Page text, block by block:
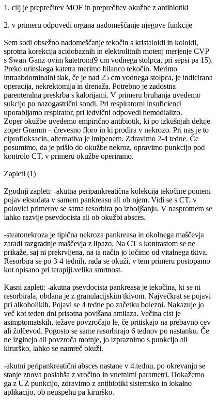
1. cilj je preprečitev MOF in preprečitev okužbe z antibiotiki
2. v primeru odpovedi organa nadomeščanje njegove funkcije
Sem sodi obsežno nadomeščanje tekočin s kristaloidi in koloidi,
sprotna korekcija acidobaznih in elektrolitnih motenj merjenje CVP
s Swan-Ganz-ovim katetrom(9 cm vodnega stolpca, pri sepsi pa 15).
Preko urinskega katetra merimo bilanco tekočin. Merimo
intraabdominalni tlak, če je nad 25 cm vodnega stolpca, je indicirana
operacija, nekrektomija in drenaža. Potrebno je zadostna
parenteralna preskrba s kalorijami. V primeru bruhanja uvedemo
sukcijo po nazogastrični sondi. Pri respiratorni insuficienci
uporabljamo respirator, pri ledvični odpovedi hemodializo.
Zoper okužbe uvedemo empirično antibiotik, ki po izkušnjah deluje
zoper Gramm – črevesno floro in ki prodira v nekrozo. Pri nas je to
ciprofloksacin, alternativa je imipenem. Zdravimo 2-4 tedne. Če
posumimo, da je prišlo do okužbe nekroz, opravimo punkcijo pod
kontrolo CT, v primeru okužbe operiramo.
Zapleti (1)
Zgodnji zapleti: -akutna peripankreatična kolekcija tekočine pomeni
pojav eksudata v samem pankreasu ali ob njem. Vidi se s CT, v
polovici primerov se sama resorbira po izboljšanju. V nasprotnem se
lahko razvije psevdocista ali ob okužbi absces.
-steatonekroza je tipična nekroza pankreasa in okolnega maščevja
zaradi razgradnje maščevja z lipazo. Na CT s kontrastom se ne
prikaže, saj ni prekrvljena, na ta način jo ločimo od vitalnega tkiva.
Resorbira se po 3-4 tednih, rada se okuži, v tem primeru postopamo
kot opisano pri terapiji.velika smrtnost.
Kasni zapleti: -akutna psevdocista pankreasa je tekočina, ki se ni
resorbirala, obdana je z granulacijskim tkivom. Največkrat se pojavi
pri alkoholikih. Pojavi se 4 tedne po začetku bolezni. Nakazuje jo
več kot teden dni prisotna povišana amilaza. Večina cist je
asimptomatskih, težave povzročajo le, če pritiskajo na prebavno cev
ali žolčevod. Pogosto se same resorbirajo 6 tednov po nastanku. Če
ne izginejo ali povzroča motnje, jo izpraznimo s punkcijo ali
kirurško, lahko se namreč okuži.
-akutni peripankreatični absces nastane v 4.tednu, po okrevanju se
stanje znova poslabša z vročino in vnetnimi parametri. Dokažemo
ga z UZ punkcijo, zdravimo z antibiotiki sistemsko in lokalno
aplikacijo, ob neuspehu pa kirurško.